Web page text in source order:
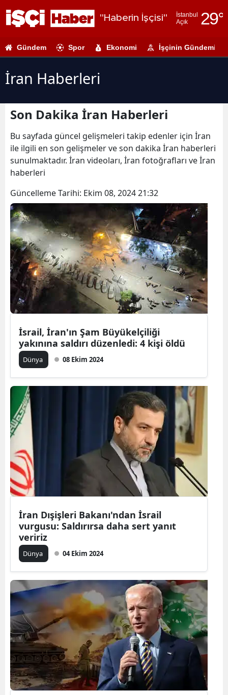
"Haberin İşçisi"
İstanbul
Açık
29°
Adıyaman
Ankara
Antalya
Balıkesir
Bilecik
Bingöl
Bitlis
Bolu
Çankırı
Çorum
Denizli
Diyarbakır
Edirne
Elazığ
Gaziantep
Giresun
Gümüşhane
Hakkari
Hatay
Isparta
Gündem Spor Ekonomi İşçinin Gündemi
İran Haberleri
Son Dakika İran Haberleri
Bu sayfada güncel gelişmeleri takip edenler için İran
ile ilgili en son gelişmeler ve son dakika İran haberleri
sunulmaktadır. İran videoları, İran fotoğrafları ve İran
haberleri
Güncelleme Tarihi: Ekim 08, 2024 21:32
İsrail, İran'ın Şam Büyükelçiliği
yakınına saldırı düzenledi: 4 kişi öldü
Dünya 08 Ekim 2024
İran Dışişleri Bakanı'ndan İsrail
vurgusu: Saldırırsa daha sert yanıt
veririz
Dünya 04 Ekim 2024